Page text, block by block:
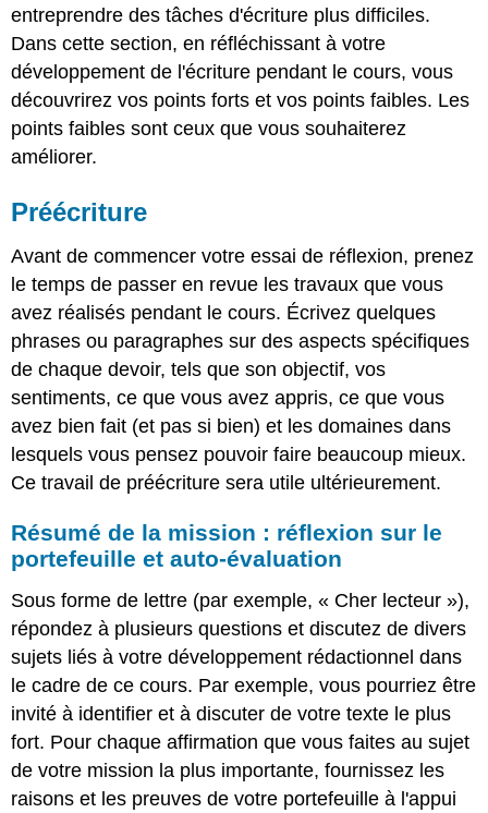
entreprendre des tâches d'écriture plus difficiles.
Dans cette section, en réfléchissant à votre
développement de l'écriture pendant le cours, vous
découvrirez vos points forts et vos points faibles. Les
points faibles sont ceux que vous souhaiterez
améliorer.
Préécriture
Avant de commencer votre essai de réflexion, prenez
le temps de passer en revue les travaux que vous
avez réalisés pendant le cours. Écrivez quelques
phrases ou paragraphes sur des aspects spécifiques
de chaque devoir, tels que son objectif, vos
sentiments, ce que vous avez appris, ce que vous
avez bien fait (et pas si bien) et les domaines dans
lesquels vous pensez pouvoir faire beaucoup mieux.
Ce travail de préécriture sera utile ultérieurement.
Résumé de la mission : réflexion sur le
portefeuille et auto-évaluation
Sous forme de lettre (par exemple, « Cher lecteur »),
répondez à plusieurs questions et discutez de divers
sujets liés à votre développement rédactionnel dans
le cadre de ce cours. Par exemple, vous pourriez être
invité à identifier et à discuter de votre texte le plus
fort. Pour chaque affirmation que vous faites au sujet
de votre mission la plus importante, fournissez les
raisons et les preuves de votre portefeuille à l'appui